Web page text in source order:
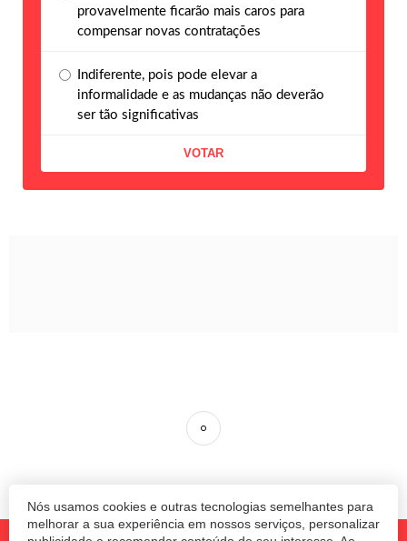
Nós usamos cookies e outras tecnologias semelhantes para
melhorar a sua experiência em nossos serviços, personalizar
provavelmente ficarão mais caros para
compensar novas contratações
Indiferente, pois pode elevar a
informalidade e as mudanças não deverão
ser tão significativas
5,8 bilhões em fusões em
fusões e aquisições envolvendo empresas